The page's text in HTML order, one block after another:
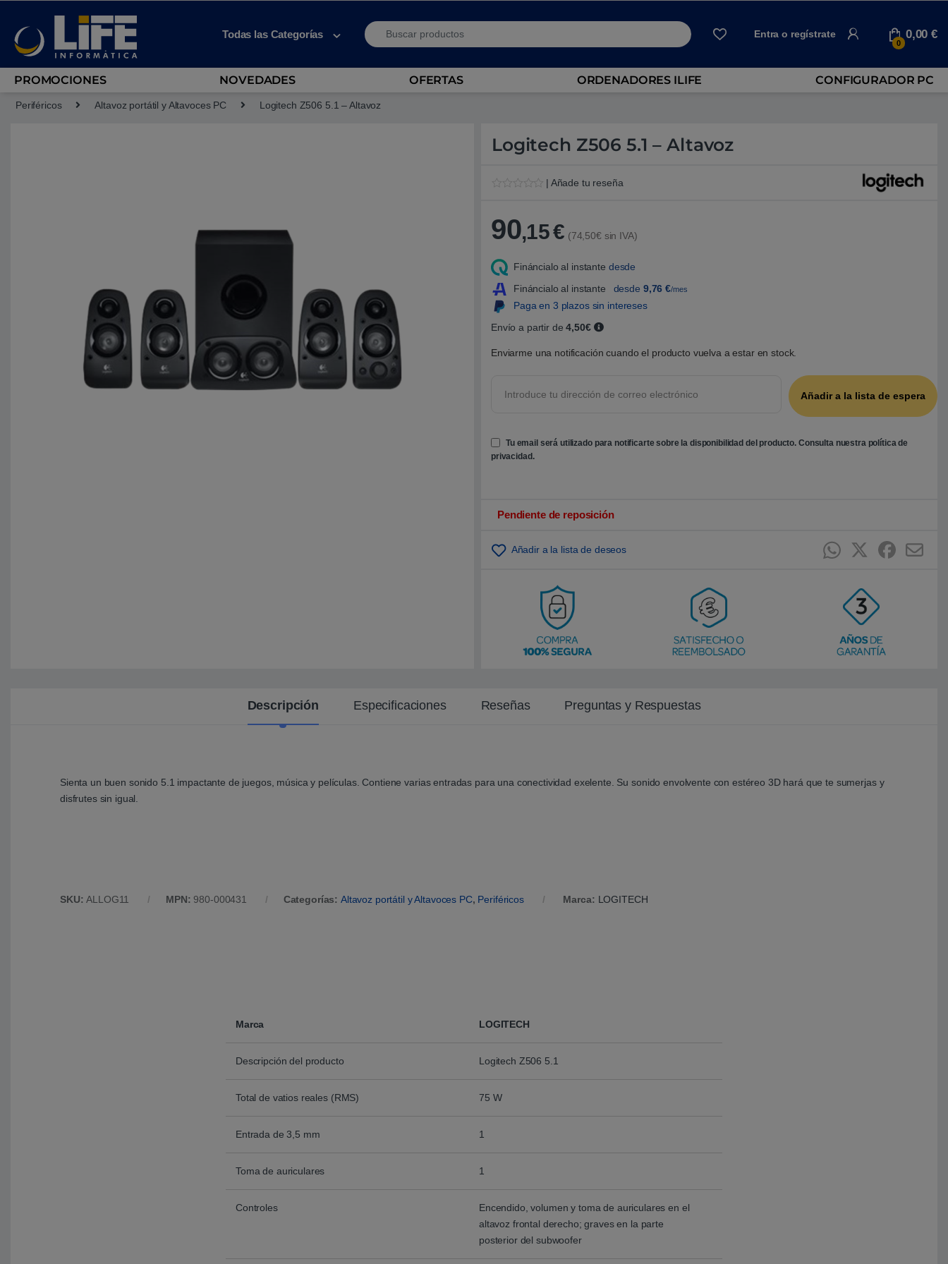
Todas las Categorías
Search for:
Entra o regístrate
0
0,00€
PROMOCIONES NOVEDADES OFERTAS ORDENADORES ILIFE CONFIGURADOR PC
Periféricos Altavoz portátil y Altavoces PC Logitech Z506 5.1 – Altavoz
Logitech Z506 5.1 – Altavoz
o
r
o
5
0
0
s
o
e
n
p
n
d
| Añade tu reseña
90,15€ (74,50€ sin IVA)
Fináncialo al instante desde
Fináncialo al instante
desde 9,76 €/mes
Paga en 3 plazos sin intereses
Envío a partir de4,50€
Enviarme una notificación cuando el producto vuelva a estar en stock.
Tu email será utilizado para notificarte sobre la disponibilidad del producto. Consulta nuestra política de
privacidad.
Pendiente de reposición
Añadir a la lista de deseos
Descripción Especificaciones Reseñas Preguntas y Respuestas
Sienta un buen sonido 5.1 impactante de juegos, música y películas. Contiene varias entradas para una conectividad exelente. Su sonido envolvente con estéreo 3D hará que te sumerjas y
disfrutes sin igual.
SKU:ALLOG11 MPN: 980-000431 Categorías:Altavoz portátil y Altavoces PC, Periféricos Marca: LOGITECH
Marca LOGITECH
Descripción del producto Logitech Z506 5.1
Total de vatios reales (RMS) 75 W
Entrada de 3,5 mm 1
Toma de auriculares 1
Controles
Encendido, volumen y toma de auriculares en el
altavoz frontal derecho; graves en la parte
posterior del subwoofer